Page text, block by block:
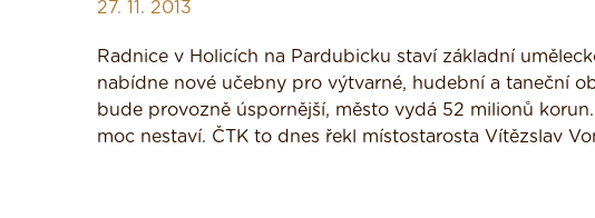
27. 11. 2013
Radnice v Holicích na Pardubicku staví základní
nabídne nové učebny pro výtvarné, hudební a taneční
bude provozně úspornější, město vydá 52 milionů
moc nestaví. ČTK to dnes řekl místostarosta Vítězslav